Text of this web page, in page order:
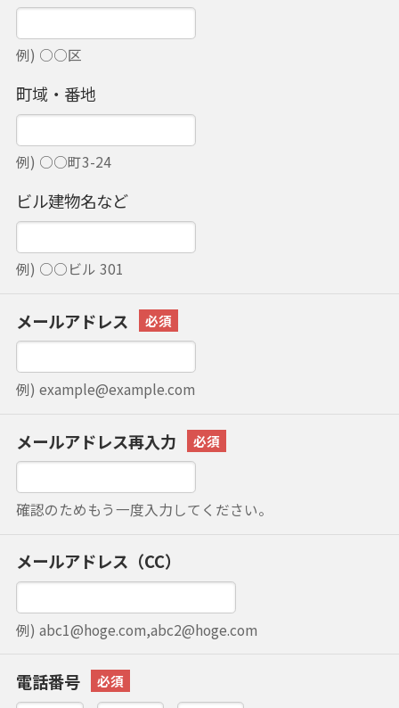
例) ○○区
町域・番地
例) ○○町3-24
ビル建物名など
例) ○○ビル 301
メールアドレス
例) example@example.com
メールアドレス再入力
確認のためもう一度入力してください。
メールアドレス（CC）
例) abc1@hoge.com,abc2@hoge.com
電話番号